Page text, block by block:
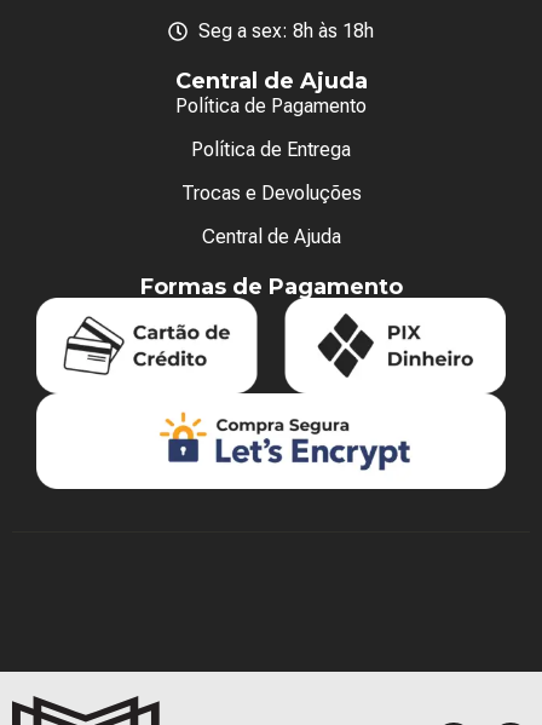
Seg a sex: 8h às 18h
Central de Ajuda
Política de Pagamento
Política de Entrega
Trocas e Devoluções
Central de Ajuda
Formas de Pagamento